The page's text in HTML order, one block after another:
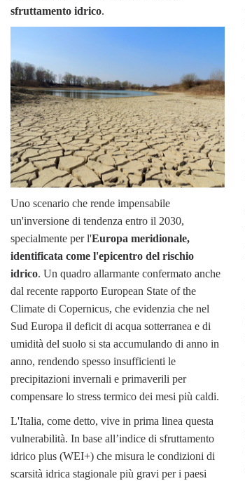
sfruttamento idrico.
Uno scenario che rende impensabile
un'inversione di tendenza entro il 2030,
specialmente per l'Europa meridionale,
identificata come l'epicentro del rischio
idrico. Un quadro allarmante confermato anche
dal recente rapporto European State of the
Climate di Copernicus, che evidenzia che nel
Sud Europa il deficit di acqua sotterranea e di
umidità del suolo si sta accumulando di anno in
anno, rendendo spesso insufficienti le
precipitazioni invernali e primaverili per
compensare lo stress termico dei mesi più caldi.
L'Italia, come detto, vive in prima linea questa
vulnerabilità. In base all’indice di sfruttamento
idrico plus (WEI+) che misura le condizioni di
scarsità idrica stagionale più gravi per i paesi